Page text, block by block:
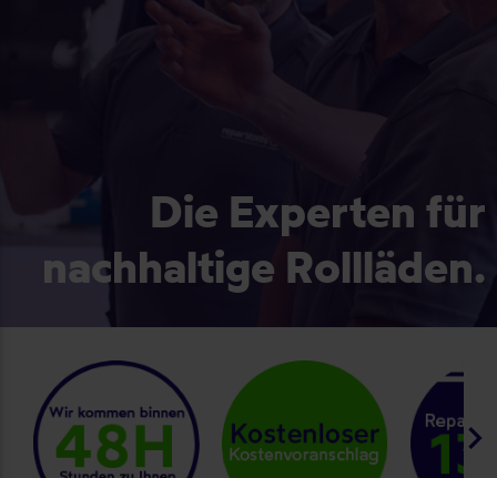
Die Experten für
nachhaltige Rollläden.
keyboard_arrow_right